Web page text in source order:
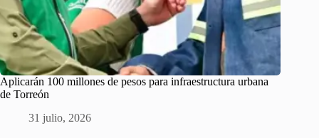
Aplicarán 100 millones de pesos para infraestructura urbana
de Torreón
31 julio, 2026